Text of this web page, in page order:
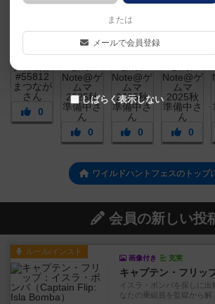
0
0 0 0
ワイルドハントフェスのトップ
会員の新しい投
ルール/インスト
画像付き 充実
イスラ・ボンバを探しに
なたの乗組員を監獄から解...
または
メールで会員登録
しばらく表示しない